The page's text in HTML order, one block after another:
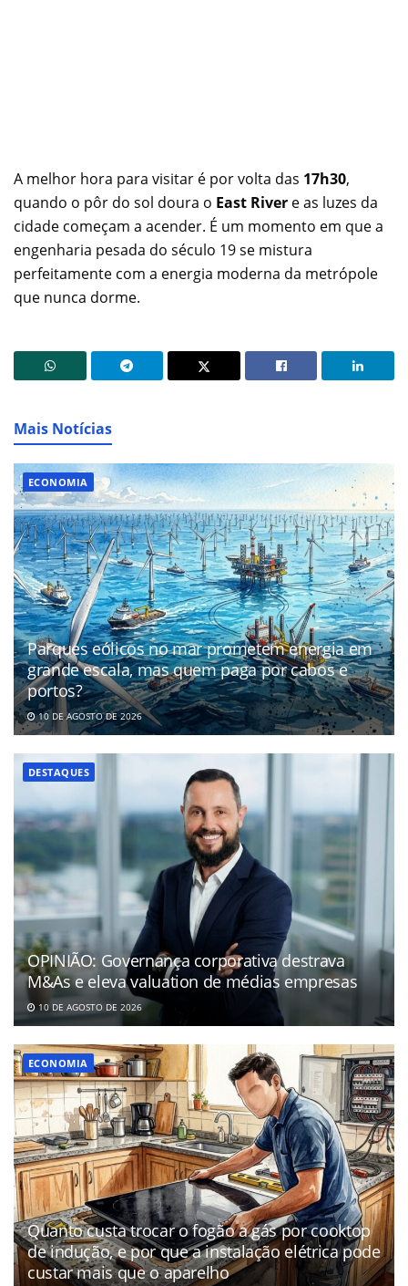
A melhor hora para visitar é por volta das 17h30,
quando o pôr do sol doura o East River e as luzes da
cidade começam a acender. É um momento em que a
engenharia pesada do século 19 se mistura
perfeitamente com a energia moderna da metrópole
que nunca dorme.
Mais Notícias
ECONOMIA
Parques eólicos no mar prometem energia em
grande escala, mas quem paga por cabos e
portos?
10 DE AGOSTO DE 2026
DESTAQUES
OPINIÃO: Governança corporativa destrava
M&As e eleva valuation de médias empresas
10 DE AGOSTO DE 2026
ECONOMIA
Quanto custa trocar o fogão a gás por cooktop
de indução, e por que a instalação elétrica pode
custar mais que o aparelho